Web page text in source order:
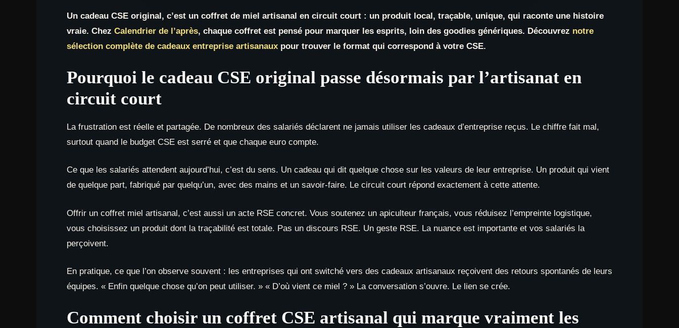
Un cadeau CSE original, c’est un coffret de miel artisanal en circuit court : un produit local, traçable, unique, qui raconte une histoire
vraie. Chez Calendrier de l’après, chaque coffret est pensé pour marquer les esprits, loin des goodies génériques. Découvrez notre
sélection complète de cadeaux entreprise artisanaux pour trouver le format qui correspond à votre CSE.
Pourquoi le cadeau CSE original passe désormais par l’artisanat en
circuit court
La frustration est réelle et partagée. De nombreux des salariés déclarent ne jamais utiliser les cadeaux d’entreprise reçus. Le chiffre fait mal,
surtout quand le budget CSE est serré et que chaque euro compte.
Ce que les salariés attendent aujourd’hui, c’est du sens. Un cadeau qui dit quelque chose sur les valeurs de leur entreprise. Un produit qui vient
de quelque part, fabriqué par quelqu’un, avec des mains et un savoir-faire. Le circuit court répond exactement à cette attente.
Offrir un coffret miel artisanal, c’est aussi un acte RSE concret. Vous soutenez un apiculteur français, vous réduisez l’empreinte logistique,
vous choisissez un produit dont la traçabilité est totale. Pas un discours RSE. Un geste RSE. La nuance est importante et vos salariés la
perçoivent.
En pratique, ce que l’on observe souvent : les entreprises qui ont switché vers des cadeaux artisanaux reçoivent des retours spontanés de leurs
équipes. « Enfin quelque chose qu’on peut utiliser. » « D’où vient ce miel ? » La conversation s’ouvre. Le lien se crée.
Comment choisir un coffret CSE artisanal qui marque vraiment les